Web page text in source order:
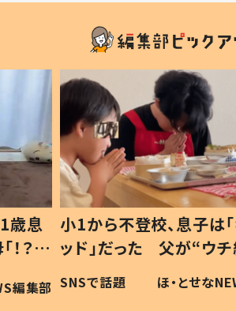
歳息
？」
編集部
小1から不登校、息子は
ッド」だった 父が“ウ
作り続ける理由とは #
#令和の子
SNSで話題 ほ・とせな